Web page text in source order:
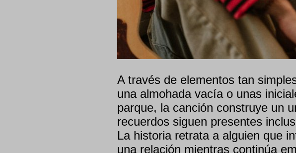
A través de elementos tan
una almohada vacía o unas
parque, la canción construye un
recuerdos siguen presentes
La historia retrata a alguien que
una relación mientras continúa